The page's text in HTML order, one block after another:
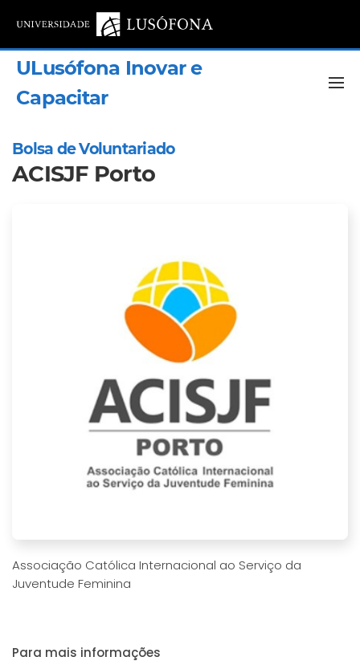
ULusófona Inovar e
Capacitar
Bolsa de Voluntariado
ACISJF Porto
Associação Católica Internacional ao Serviço da
Juventude Feminina
Para mais informações